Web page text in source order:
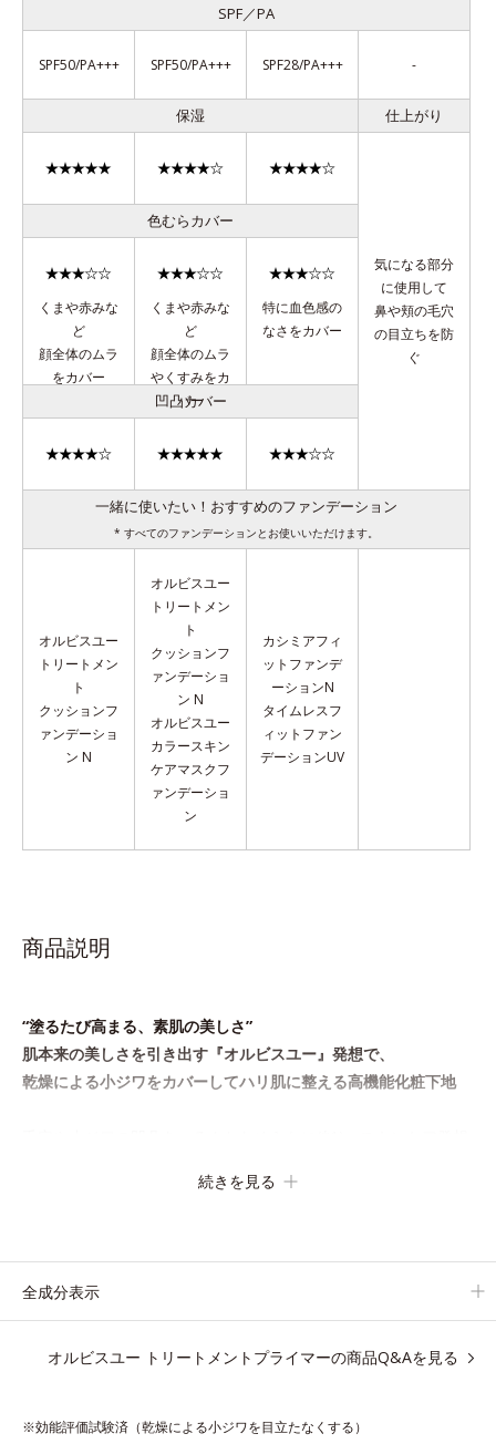
SPF／PA
SPF50/PA+++ SPF50/PA+++ SPF28/PA+++ -
保湿 仕上がり
気になる部分
に使用して
鼻や頬の毛穴
の目立ちを防
ぐ
色むらカバー
くまや赤みな
ど
顔全体のムラ
をカバー
くまや赤みな
ど
顔全体のムラ
やくすみをカ
バー
特に血色感の
なさをカバー
凹凸カバー
一緒に使いたい！おすすめのファンデーション
* すべてのファンデーションとお使いいただけます。
オルビスユー
トリートメン
ト
クッションフ
ァンデーショ
ン N
オルビスユー
トリートメン
ト
クッションフ
ァンデーショ
ン N
オルビスユー
カラースキン
ケアマスクフ
ァンデーショ
ン
カシミアフィ
ットファンデ
ーションN
タイムレスフ
ィットファン
デーションUV
商品説明
“塗るたび高まる、素肌の美しさ”
肌本来の美しさを引き出す『オルビスユー』発想で、
乾燥による小ジワをカバーしてハリ肌に整える高機能化粧下地
保湿成分が肌全層(*2)に働きかけて、肌のうるおいをグンとアッ
ケアのW効果で軽やかな美肌を印象づけます。
合成分(*3)が、ブルーライト、紫外線、大気中の微粒子汚れなど
続きを見る
全成分表示
オルビスユー トリートメントプライマーの商品Q&Aを見る
※効能評価試験済（乾燥による小ジワを目立たなくする）